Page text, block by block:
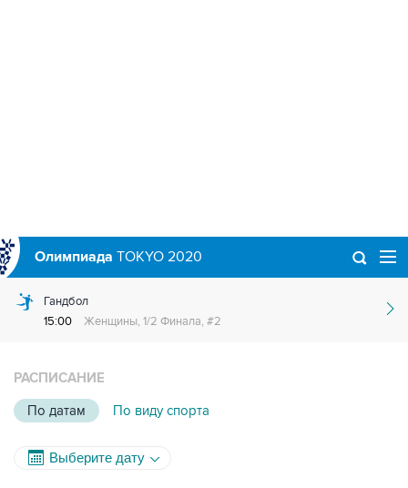
Олимпиада TOKYO 2020
Гандбол
15:00
Женщины, 1/2 Финала, #2
РАСПИСАНИЕ
По датам По виду спорта
Выберите дату